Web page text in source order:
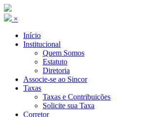
×
Início
Institucional
Quem Somos
Estatuto
Diretoria
Associe-se ao Sincor
Taxas
Taxas e Contribuições
Solicite sua Taxa
Corretor